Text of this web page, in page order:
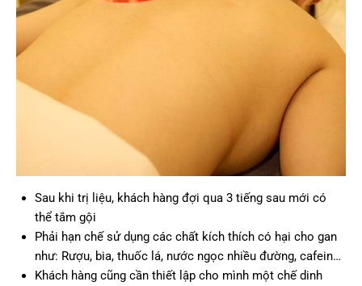
Sau khi trị liệu, khách hàng đợi qua 3 tiếng sau mới có
thể tắm gội
Phải hạn chế sử dụng các chất kích thích có hại cho gan
như: Rượu, bia, thuốc lá, nước ngọc nhiều đường, cafein…
Khách hàng cũng cần thiết lập cho mình một chế dinh